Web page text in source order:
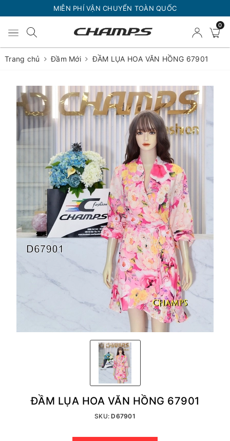
MIỄN PHÍ VẬN CHUYỂN TOÀN QUỐC
0
Trang chủ Đầm Mới ĐẦM LỤA HOA VĂN HỒNG 67901
ĐẦM LỤA HOA VĂN HỒNG 67901
SKU:D67901